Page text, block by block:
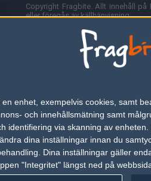
enhet, exempelvis cookies, samt
och innehållsmätning samt
via skanning av
dina inställningar innan du
Dina inställningar gäller
"Integritet" längst ned på
Copyright Fragbite. Allt innehåll
eller föregås av källhänvisning.
Alla åsikter uttryckta på Fragbite
Programmering och design av
Fragbite använder cookies för att
omröstningar och för att föra
besöka Fragbite. Den här
Annonsering
Är du intresserad av att annonsera